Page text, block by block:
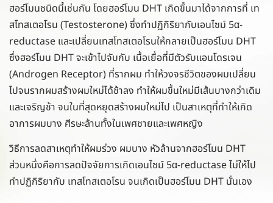
ฮอร์โมนชนิดนี้เช่นกัน โดยฮอร์โมน DHT เกิดขึ้นมาได้จากการที่ เท
สโทสเตอโรน (Testosterone) ซึ่งทำปฏิกิริยากับเอนไซม์ 5α-
reductase และเปลี่ยนเทสโทสเตอโรนให้กลายเป็นฮอร์โมน DHT
ซึ่งฮอร์โมน DHT จะเข้าไปจับกับ เนื้อเยื่อที่มีตัวรับแอนโดรเจน
(Androgen Receptor) ที่รากผม ทำให้วงจรชีวิตของผมเปลี่ยน
ไปจนรากผมสร้างผมใหม่ได้ช้าลง ทำให้ผมขึ้นใหม่มีเส้นบางกว่าเดิม
และเจริญช้า จนในที่สุดหยุดสร้างผมใหม่ไป เป็นสาเหตุที่ทำให้เกิด
อาการผมบาง ศีรษะล้านทั้งในเพศชายและเพศหญิง
วิธีการลดสาเหตุทำให้ผมร่วง ผมบาง หัวล้านจากฮอร์โมน DHT
ส่วนหนึ่งคือการลดปัจจัยการเกิดเอนไซม์ 5α-reductase ไม่ให้ไป
ทำปฏิกิริยากับ เทสโทสเตอโรน จนเกิดเป็นฮอร์โมน DHT นั่นเอง